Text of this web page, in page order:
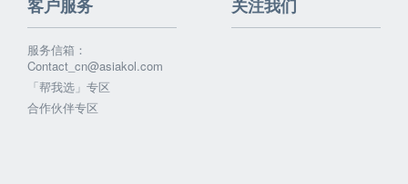
客户服务
服务信箱：
Contact_cn@asiakol.com
「帮我选」专区
合作伙伴专区
关注我们